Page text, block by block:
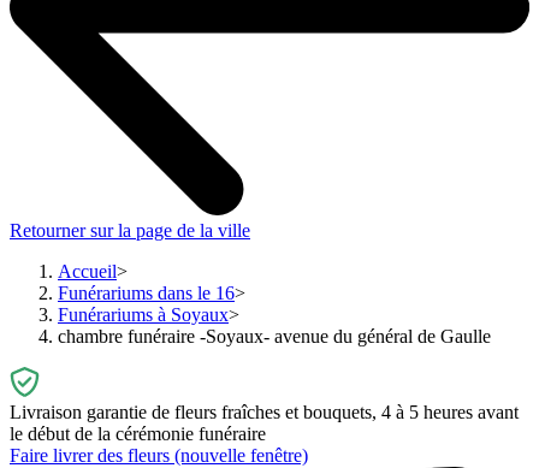
Retourner sur la page de la ville
Accueil
Funérariums dans le 16
Funérariums à Soyaux
chambre funéraire -Soyaux- avenue du général de Gaulle
Livraison garantie de fleurs fraîches et bouquets, 4 à 5 heures avant
le début de la cérémonie funéraire
Faire livrer des fleurs (nouvelle fenêtre)